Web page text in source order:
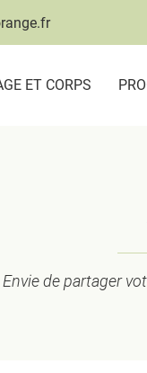
ET CORPS
Envie de partager